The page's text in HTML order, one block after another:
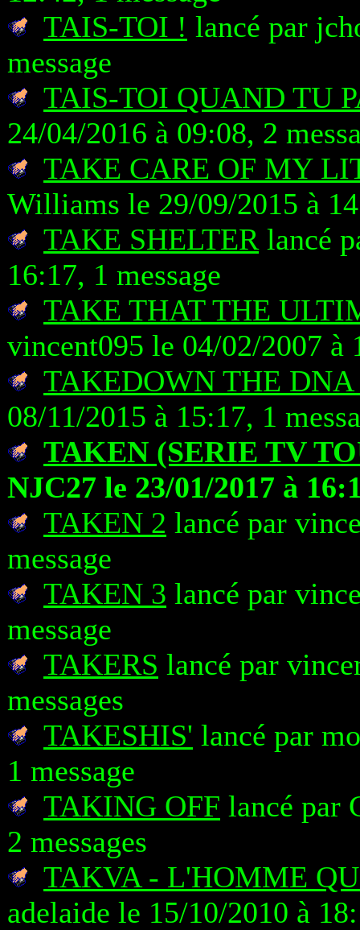
TAIS-TOI ! lancé par
message
TAIS-TOI QUAND TU
24/04/2016 à 09:08, 2
TAKE CARE OF MY
Williams le 29/09/2015 à
TAKE SHELTER lancé
16:17, 1 message
TAKE THAT THE
vincent095 le 04/02/2007 à
TAKEDOWN THE DNA
08/11/2015 à 15:17, 1
TAKEN (SERIE TV
NJC27 le 23/01/2017 à
TAKEN 2 lancé par
message
TAKEN 3 lancé par
message
TAKERS lancé par
messages
TAKESHIS' lancé par
1 message
TAKING OFF lancé par
2 messages
TAKVA - L'HOMME
adelaide le 15/10/2010 à